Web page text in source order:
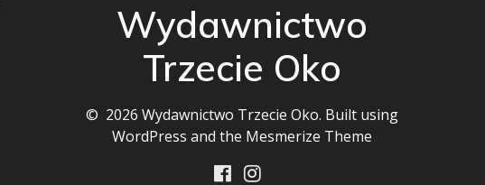
Wydawnictwo
Trzecie Oko
© 2026 Wydawnictwo Trzecie Oko. Built using
WordPress and the Mesmerize Theme